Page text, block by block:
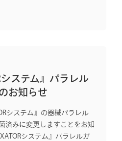
システム』パラレル
お知らせ
システム』の器械パラレル
済みに変更しますことをお知
システム』パラレルガ